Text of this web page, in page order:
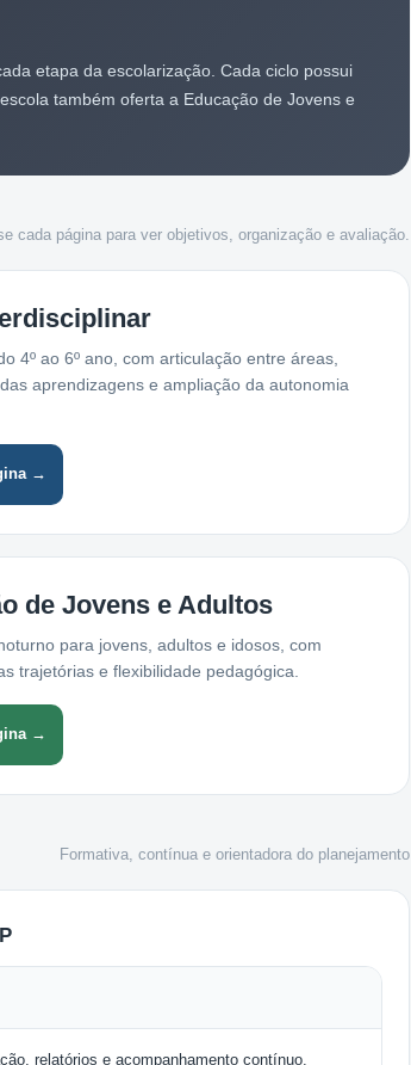
etapa da escolarização. Cada ciclo possui
também oferta a Educação de Jovens e
cada página para ver objetivos, organização e avaliação.
4º ao 6º ano, com articulação entre áreas,
aprendizagens e ampliação da autonomia
→
de Jovens e Adultos
para jovens, adultos e idosos, com
trajetórias e flexibilidade pedagógica.
→
Formativa, contínua e orientadora do planejamento
relatórios e acompanhamento contínuo.